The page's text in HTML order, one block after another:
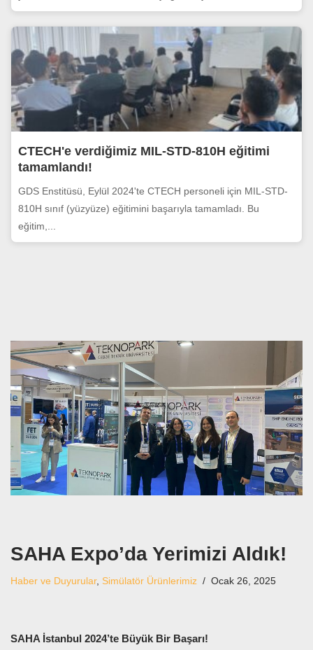
CTECH'e verdiğimiz MIL-STD-810H eğitimi
tamamlandı!
GDS Enstitüsü, Eylül 2024'te CTECH personeli için MIL-STD-
810H sınıf (yüzyüze) eğitimini başarıyla tamamladı. Bu
eğitim,...
SAHA Expo’da Yerimizi Aldık!
Haber ve Duyurular, Simülatör Ürünlerimiz Ocak 26, 2025
SAHA İstanbul 2024’te Büyük Bir Başarı!